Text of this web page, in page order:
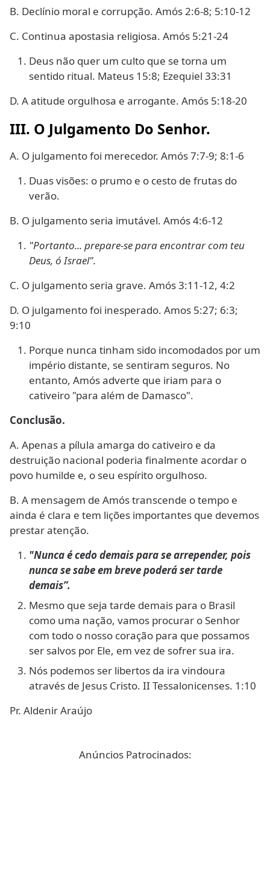
B. Declínio moral e corrupção. Amós 2:6-8; 5:10-12
C. Continua apostasia religiosa. Amós 5:21-24
Deus não quer um culto que se torna um
sentido ritual. Mateus 15:8; Ezequiel 33:31
D. A atitude orgulhosa e arrogante. Amós 5:18-20
III. O Julgamento Do Senhor.
A. O julgamento foi merecedor. Amós 7:7-9; 8:1-6
Duas visões: o prumo e o cesto de frutas do
verão.
B. O julgamento seria imutável. Amós 4:6-12
"Portanto... prepare-se para encontrar com teu
Deus, ó Israel".
C. O julgamento seria grave. Amós 3:11-12, 4:2
D. O julgamento foi inesperado. Amos 5:27; 6:3;
9:10
Porque nunca tinham sido incomodados por um
império distante, se sentiram seguros. No
entanto, Amós adverte que iriam para o
cativeiro "para além de Damasco".
Conclusão.
A. Apenas a pílula amarga do cativeiro e da
destruição nacional poderia finalmente acordar o
povo humilde e, o seu espírito orgulhoso.
B. A mensagem de Amós transcende o tempo e
ainda é clara e tem lições importantes que devemos
prestar atenção.
"Nunca é cedo demais para se arrepender, pois
nunca se sabe em breve poderá ser tarde
demais”.
Mesmo que seja tarde demais para o Brasil
como uma nação, vamos procurar o Senhor
com todo o nosso coração para que possamos
ser salvos por Ele, em vez de sofrer sua ira.
Nós podemos ser libertos da ira vindoura
através de Jesus Cristo. II Tessalonicenses. 1:10
Pr. Aldenir Araújo
Anúncios Patrocinados: